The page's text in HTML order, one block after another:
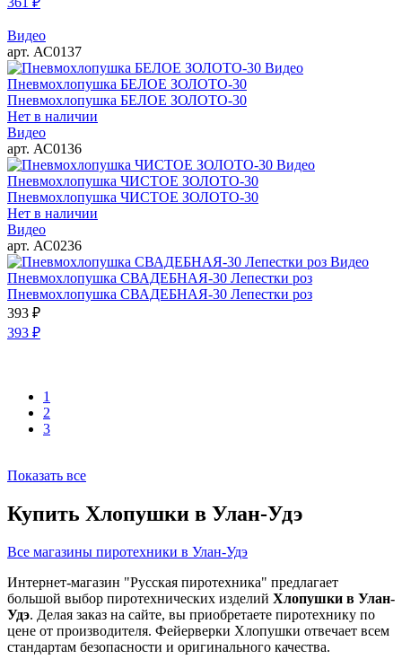
Видео
арт. АС0137
Видео
Пневмохлопушка БЕЛОЕ ЗОЛОТО-30
Пневмохлопушка БЕЛОЕ ЗОЛОТО-30
Нет в наличии
Видео
арт. АС0136
Видео
Пневмохлопушка ЧИСТОЕ ЗОЛОТО-30
Пневмохлопушка ЧИСТОЕ ЗОЛОТО-30
Нет в наличии
Видео
арт. АС0236
Видео
Пневмохлопушка СВАДЕБНАЯ-30 Лепестки роз
Пневмохлопушка СВАДЕБНАЯ-30 Лепестки роз
393 ₽
393 ₽
1
2
3
Показать все
Купить Хлопушки в Улан-Удэ
Все магазины пиротехники в Улан-Удэ
Интернет-магазин "Русская пиротехника" предлагает
большой выбор пиротехнических изделий Хлопушки в Улан-
Удэ. Делая заказ на сайте, вы приобретаете пиротехнику по
цене от производителя. Фейерверки Хлопушки отвечает всем
стандартам безопасности и оригинального качества.